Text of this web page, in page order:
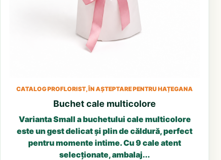
CATALOG PROFLORIST, ÎN AȘTEPTARE PENTRU HAȚEGANA
Buchet cale multicolore
Varianta Small a buchetului cale multicolore
este un gest delicat și plin de căldură, perfect
pentru momente intime. Cu 9 cale atent
selecționate, ambalaj...